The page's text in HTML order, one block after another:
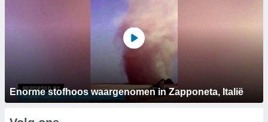
Enorme stofhoos waargenomen in Zapponeta, Italië